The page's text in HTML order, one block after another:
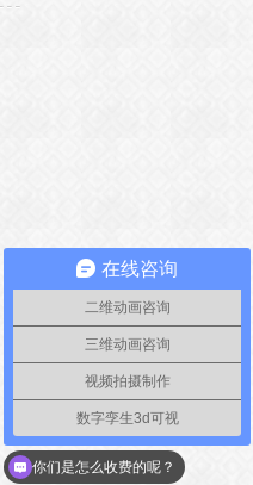
在线咨询
二维动画咨询
三维动画咨询
视频拍摄制作
数字孪生3d可视
你们是怎么收费的呢？